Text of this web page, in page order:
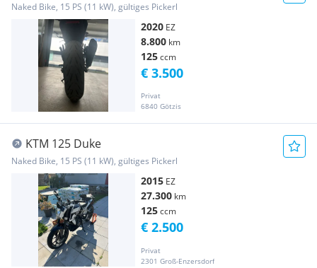
Naked Bike, 15 PS (11 kW), gültiges Pickerl
2020 EZ
8.800 km
125ccm
Privat
6840 Götzis
€ 3.500
KTM 125 Duke
Naked Bike, 15 PS (11 kW), gültiges Pickerl
2015 EZ
27.300 km
125ccm
Privat
2301 Groß-Enzersdorf
€ 2.500